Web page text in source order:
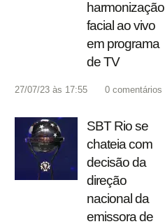
harmonização
facial ao vivo
em programa
de TV
27/07/23 às 17:55 0 comentários
SBT Rio se
chateia com
decisão da
direção
nacional da
emissora de